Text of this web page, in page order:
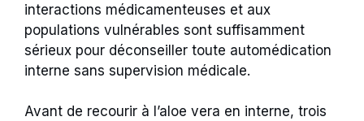
interactions médicamenteuses et aux
populations vulnérables sont suffisamment
sérieux pour déconseiller toute automédication
interne sans supervision médicale.
Avant de recourir à l’aloe vera en interne, trois